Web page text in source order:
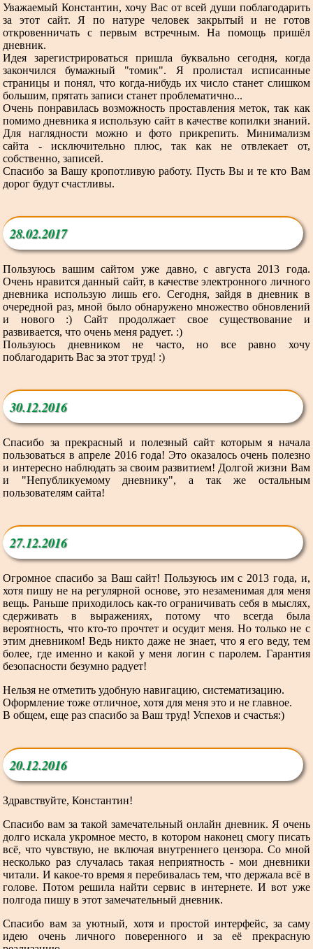
Уважаемый Константин, хочу Вас от всей души поблагодарить
за этот сайт. Я по натуре человек закрытый и не готов
откровенничать с первым встречным. На помощь пришёл
дневник.
Идея зарегистрироваться пришла буквально сегодня, когда
закончился бумажный "томик". Я пролистал исписанные
страницы и понял, что когда-нибудь их число станет слишком
большим, прятать записи станет проблематично...
Очень понравилась возможность проставления меток, так как
помимо дневника я использую сайт в качестве копилки знаний.
Для наглядности можно и фото прикрепить. Минимализм
сайта - исключительно плюс, так как не отвлекает от,
собственно, записей.
Спасибо за Вашу кропотливую работу. Пусть Вы и те кто Вам
дорог будут счастливы.
28.02.2017
Пользуюсь вашим сайтом уже давно, с августа 2013 года.
Очень нравится данный сайт, в качестве электронного личного
дневника использую лишь его. Сегодня, зайдя в дневник в
очередной раз, мной было обнаружено множество обновлений
и нового :) Сайт продолжает свое существование и
развивается, что очень меня радует. :)
Пользуюсь дневником не часто, но все равно хочу
поблагодарить Вас за этот труд! :)
30.12.2016
Спасибо за прекрасный и полезный сайт которым я начала
пользоваться в апреле 2016 года! Это оказалось очень полезно
и интересно наблюдать за своим развитием! Долгой жизни Вам
и "Непубликуемому дневнику", а так же остальным
пользователям сайта!
27.12.2016
Огромное спасибо за Ваш сайт! Пользуюсь им с 2013 года, и,
хотя пишу не на регулярной основе, это незаменимая для меня
вещь. Раньше приходилось как-то ограничивать себя в мыслях,
сдерживать в выражениях, потому что всегда была
вероятность, что кто-то прочтет и осудит меня. Но только не с
этим дневником! Ведь никто даже не знает, что я его веду, тем
более, где именно и какой у меня логин с паролем. Гарантия
безопасности безумно радует!
Нельзя не отметить удобную навигацию, систематизацию.
Оформление тоже отличное, хотя для меня это и не главное.
В общем, еще раз спасибо за Ваш труд! Успехов и счастья:)
20.12.2016
Здравствуйте, Константин!
Спасибо вам за такой замечательный онлайн дневник. Я очень
долго искала укромное место, в котором наконец смогу писать
всё, что чувствую, не включая внутреннего цензора. Со мной
несколько раз случалась такая неприятность - мои дневники
читали. И какое-то время я перебивалась тем, что держала всё в
голове. Потом решила найти сервис в интернете. И вот уже
полгода пишу в этот замечательный дневник.
Спасибо вам за уютный, хотя и простой интерфейс, за саму
идею очень личного поверенного и за её прекрасную